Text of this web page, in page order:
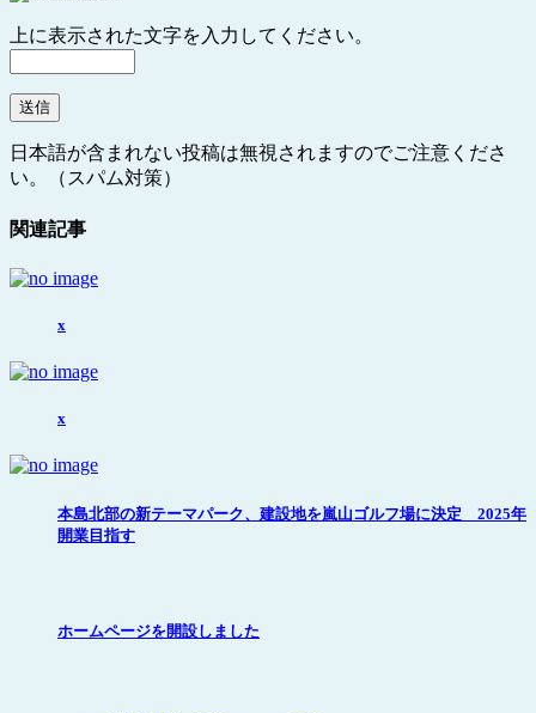
上に表示された文字を入力してください。
日本語が含まれない投稿は無視されますのでご注意くださ
い。（スパム対策）
関連記事
x
x
本島北部の新テーマパーク、建設地を嵐山ゴルフ場に決定 2025年
開業目指す
ホームページを開設しました